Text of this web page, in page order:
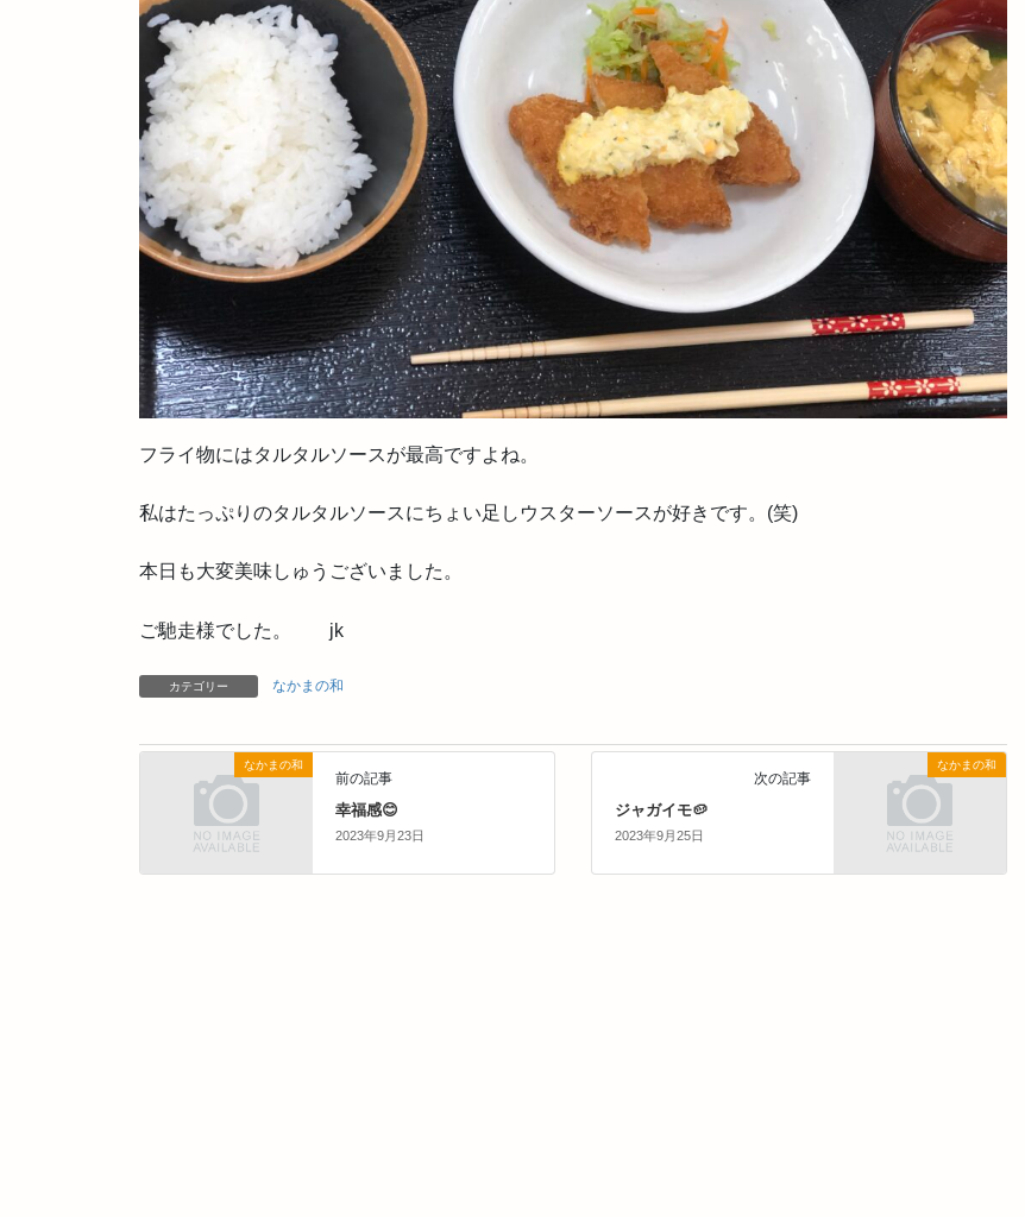
フライ物にはタルタルソースが最高ですよね。
私はたっぷりのタルタルソースにちょい足しウスターソースが好きです。(笑)
本日も大変美味しゅうございました。
ご馳走様でした。 jk
カテゴリー なかまの和
なかまの和
前の記事
幸福感😊
2023年9月23日
なかまの和
次の記事
ジャガイモ🥔
2023年9月25日